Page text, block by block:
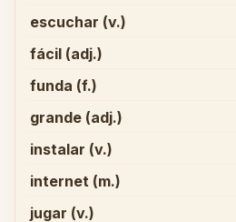
escuchar (v.)
fácil (adj.)
funda (f.)
grande (adj.)
instalar (v.)
internet (m.)
jugar (v.)